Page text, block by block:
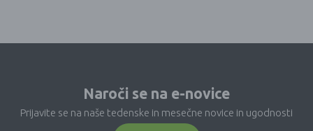
Naroči se na e-novice
Prijavite se na naše tedenske in mesečne novice in ugodnosti